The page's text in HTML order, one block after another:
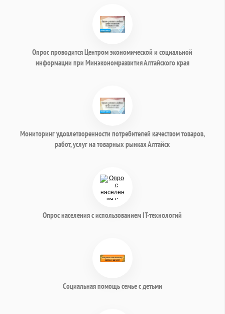
Опрос проводится Центром экономической и социальной
информации при Минэкономразвития Алтайского края
Мониторинг удовлетворенности потребителей качеством товаров,
работ, услуг на товарных рынках Алтайск
Опрос населения с использованием IT-технологий
Социальная помощь семье с детьми